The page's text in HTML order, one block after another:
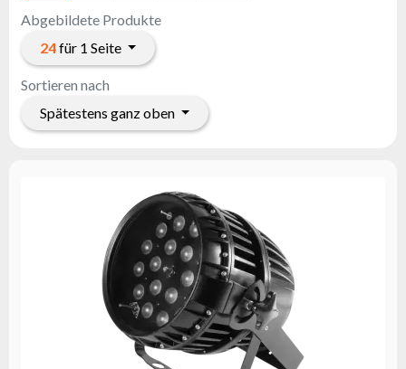
Marke
Flash
Karriere
Abgebildete Produkte
24für 1 Seite
Sortieren nach
Spätestens ganz oben